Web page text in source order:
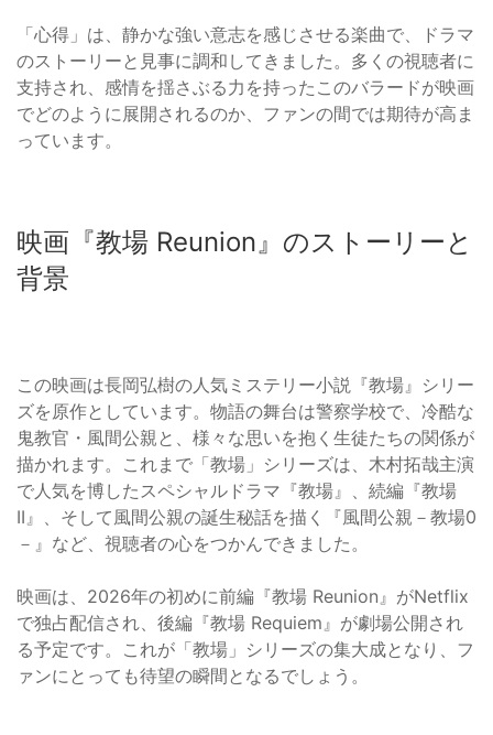
「心得」は、静かな強い意志を感じさせる楽曲で、ドラマ
のストーリーと見事に調和してきました。多くの視聴者に
支持され、感情を揺さぶる力を持ったこのバラードが映画
でどのように展開されるのか、ファンの間では期待が高ま
っています。
映画『教場 Reunion』のストーリーと
背景
この映画は長岡弘樹の人気ミステリー小説『教場』シリー
ズを原作としています。物語の舞台は警察学校で、冷酷な
鬼教官・風間公親と、様々な思いを抱く生徒たちの関係が
描かれます。これまで「教場」シリーズは、木村拓哉主演
で人気を博したスペシャルドラマ『教場』、続編『教場
II』、そして風間公親の誕生秘話を描く『風間公親－教場0
－』など、視聴者の心をつかんできました。
映画は、2026年の初めに前編『教場 Reunion』がNetflix
で独占配信され、後編『教場 Requiem』が劇場公開され
る予定です。これが「教場」シリーズの集大成となり、フ
ァンにとっても待望の瞬間となるでしょう。